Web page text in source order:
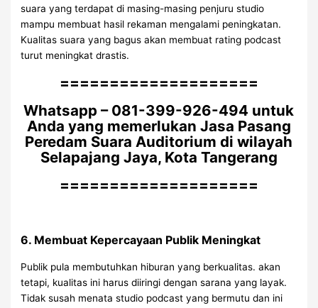
suara yang terdapat di masing-masing penjuru studio
mampu membuat hasil rekaman mengalami peningkatan.
Kualitas suara yang bagus akan membuat rating podcast
turut meningkat drastis.
====================
Whatsapp – 081-399-926-494 untuk
Anda yang memerlukan Jasa Pasang
Peredam Suara Auditorium di wilayah
Selapajang Jaya, Kota Tangerang
====================
6. Membuat Kepercayaan Publik Meningkat
Publik pula membutuhkan hiburan yang berkualitas. akan
tetapi, kualitas ini harus diiringi dengan sarana yang layak.
Tidak susah menata studio podcast yang bermutu dan ini